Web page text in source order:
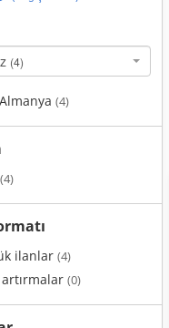
(4)
(4)
(4)
ilanlar (4)
artırmalar (0)